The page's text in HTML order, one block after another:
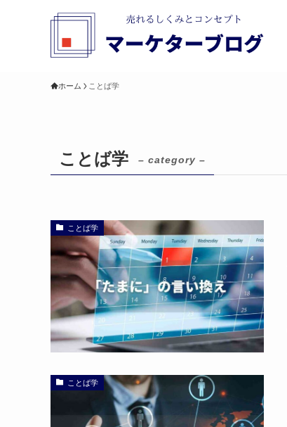
ホーム ことば学
ことば学 – category –
ことば学
ことば学